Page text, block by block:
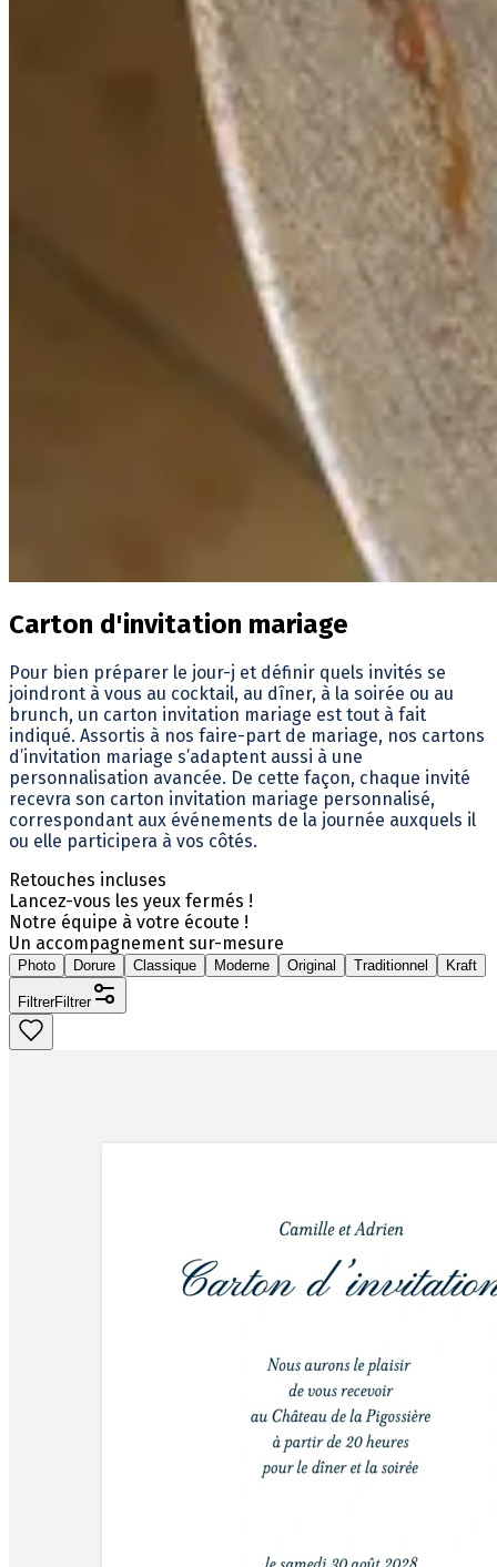
Carton d'invitation mariage
Pour bien préparer le jour-j et définir quels invités se
joindront à vous au cocktail, au dîner, à la soirée ou au
brunch, un carton invitation mariage est tout à fait
indiqué. Assortis à nos faire-part de mariage, nos cartons
d’invitation mariage s’adaptent aussi à une
personnalisation avancée. De cette façon, chaque invité
recevra son carton invitation mariage personnalisé,
correspondant aux événements de la journée auxquels il
ou elle participera à vos côtés.
Retouches incluses
Lancez-vous les yeux fermés !
Notre équipe à votre écoute !
Un accompagnement sur-mesure
Photo Dorure Classique Moderne Original Traditionnel Kraft
FiltrerFiltrer